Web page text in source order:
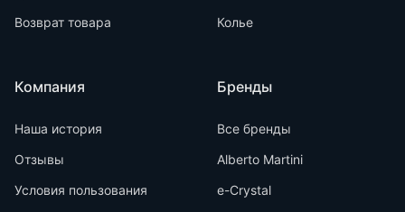
Возврат товара
Компания
Наша история
Отзывы
Условия пользования
Колье
Бренды
Все бренды
Alberto Martini
e-Crystal